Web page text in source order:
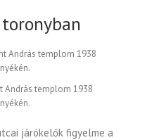
András templom 1938
járókelők figyelme a